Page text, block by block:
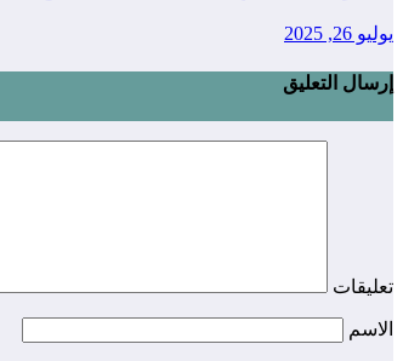
يوليو 26, 2025
إرسال التعليق
تعليقات
الاسم